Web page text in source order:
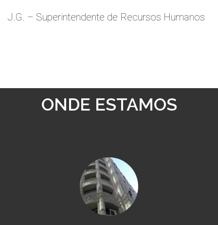
J.G. – Superintendente de Recursos Humanos
ONDE ESTAMOS